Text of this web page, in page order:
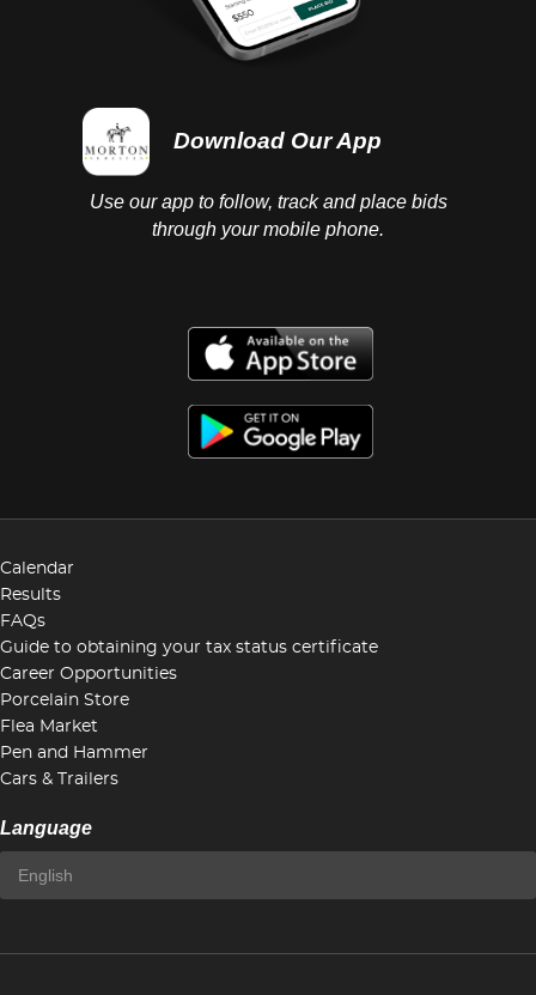
Download Our App
Use our app to follow, track and place bids
through your mobile phone.
Calendar
Results
FAQs
Guide to obtaining your tax status certificate
Career Opportunities
Porcelain Store
Flea Market
Pen and Hammer
Cars & Trailers
Language